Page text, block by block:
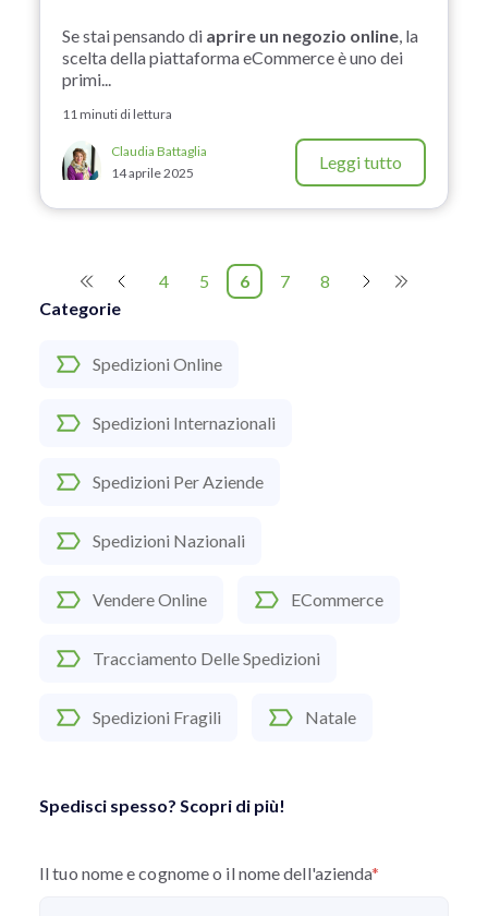
Categorie
Spedizioni Online
Spedizioni Internazionali
Spedizioni Per Aziende
Spedizioni Nazionali
Vendere Online ECommerce
Tracciamento Delle Spedizioni
Spedizioni Fragili Natale
Spedisci spesso? Scopri di più!
Il tuo nome e cognome o il nome dell'azienda*
Se stai pensando di aprire un negozio online, la
scelta della piattaforma eCommerce è uno dei
primi...
11 minuti di lettura
Claudia Battaglia
14 aprile 2025
Leggi tutto
4 5 6 7 8